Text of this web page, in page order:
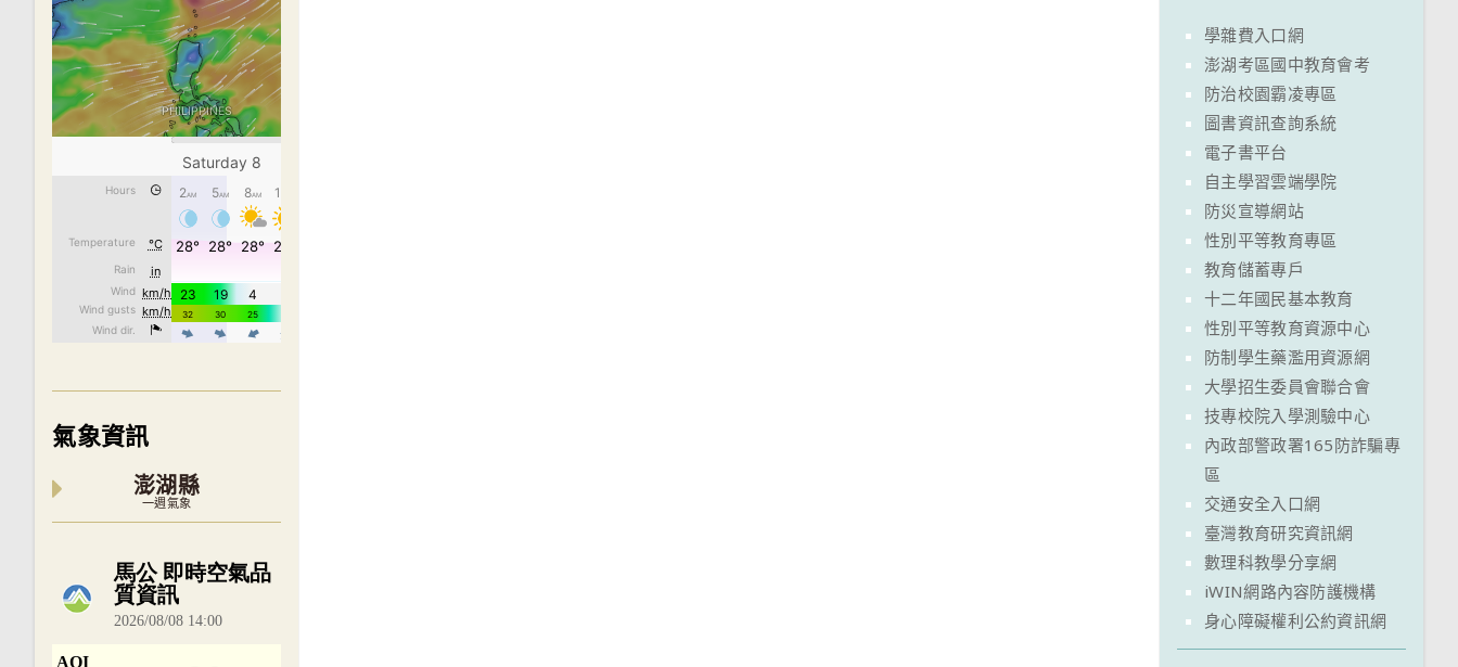
氣象資訊
澎湖縣
一週氣象
內嵌空氣品質小工具為視覺預覽，完整即時空氣品質資料請開啟
學雜費入口網
澎湖考區國中教育會考
防治校園霸凌專區
圖書資訊查詢系統
電子書平台
自主學習雲端學院
防災宣導網站
性別平等教育專區
教育儲蓄專戶
十二年國民基本教育
性別平等教育資源中心
防制學生藥濫用資源網
大學招生委員會聯合會
技專校院入學測驗中心
內政部警政署165防詐騙專
區
交通安全入口網
臺灣教育研究資訊網
數理科教學分享網
iWIN網路內容防護機構
身心障礙權利公約資訊網